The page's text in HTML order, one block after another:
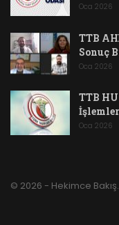
Oca 2026
TTB
Sonuç
Oca 2026
TTB
Oca 2026
© 2026 - Hekimce Bakış.